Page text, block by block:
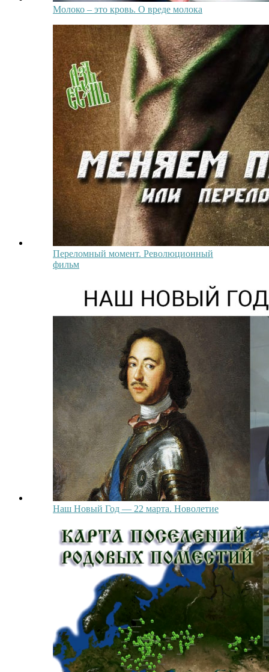
Молоко – это кровь. О вреде молока
Переломный момент. Революционный
фильм
Наш Новый Год — 22 марта. Новолетие